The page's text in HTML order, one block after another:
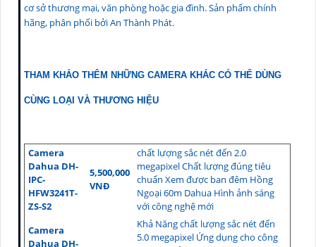
cơ sở thương mại, văn phòng hoặc gia đình. Sản phẩm chính
hãng, phân phối bởi An Thành Phát.
THAM KHẢO THÊM NHỮNG CAMERA KHÁC CÓ THỂ DÙNG
CÙNG LOẠI VÀ THƯƠNG HIỆU
Camera
Dahua DH-
IPC-
HFW3241T-
ZS-S2
5,500,000
VNĐ
chất lượng sắc nét đến 2.0
megapixel Chất lượng đúng tiêu
chuẩn Xem được ban đêm Hồng
Ngoại 60m Dahua Hình ảnh sáng
với công nghệ mới
Camera
Dahua DH-
Khả Năng chất lượng sắc nét đến
5.0 megapixel Ứng dụng cho công